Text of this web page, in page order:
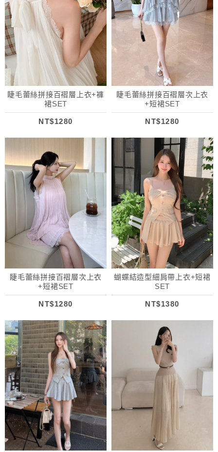
睫毛蕾絲拼接百褶層上衣+褲
裙SET
NT$1280
睫毛蕾絲拼接百褶層次上衣
+短裙SET
NT$1280
睫毛蕾絲拼接百褶層次上衣
+短裙SET
NT$1280
蝴蝶結造型細肩帶上衣+短裙
SET
NT$1380